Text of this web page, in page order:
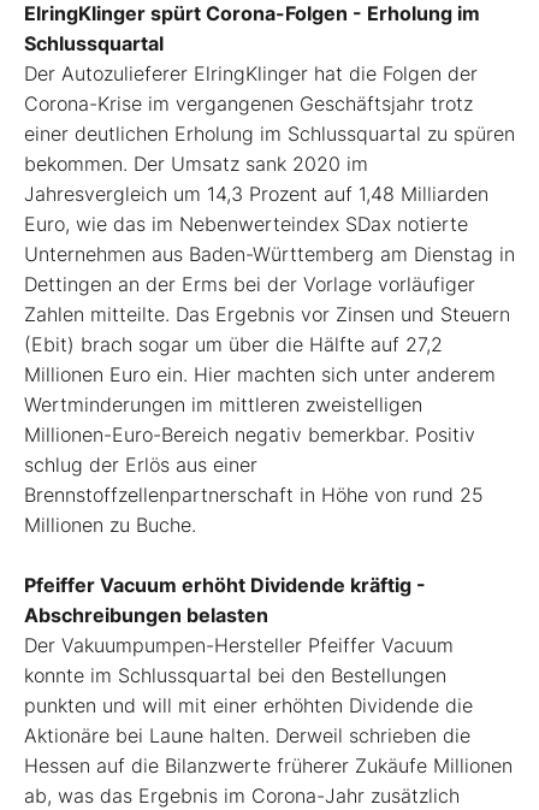
ElringKlinger spürt Corona-Folgen - Erholung im
Schlussquartal
Der Autozulieferer ElringKlinger hat die Folgen der
Corona-Krise im vergangenen Geschäftsjahr trotz
einer deutlichen Erholung im Schlussquartal zu spüren
bekommen. Der Umsatz sank 2020 im
Jahresvergleich um 14,3 Prozent auf 1,48 Milliarden
Euro, wie das im Nebenwerteindex SDax notierte
Unternehmen aus Baden-Württemberg am Dienstag in
Dettingen an der Erms bei der Vorlage vorläufiger
Zahlen mitteilte. Das Ergebnis vor Zinsen und Steuern
(Ebit) brach sogar um über die Hälfte auf 27,2
Millionen Euro ein. Hier machten sich unter anderem
Wertminderungen im mittleren zweistelligen
Millionen-Euro-Bereich negativ bemerkbar. Positiv
schlug der Erlös aus einer
Brennstoffzellenpartnerschaft in Höhe von rund 25
Millionen zu Buche.
Pfeiffer Vacuum erhöht Dividende kräftig -
Abschreibungen belasten
Der Vakuumpumpen-Hersteller Pfeiffer Vacuum
konnte im Schlussquartal bei den Bestellungen
punkten und will mit einer erhöhten Dividende die
Aktionäre bei Laune halten. Derweil schrieben die
Hessen auf die Bilanzwerte früherer Zukäufe Millionen
ab, was das Ergebnis im Corona-Jahr zusätzlich